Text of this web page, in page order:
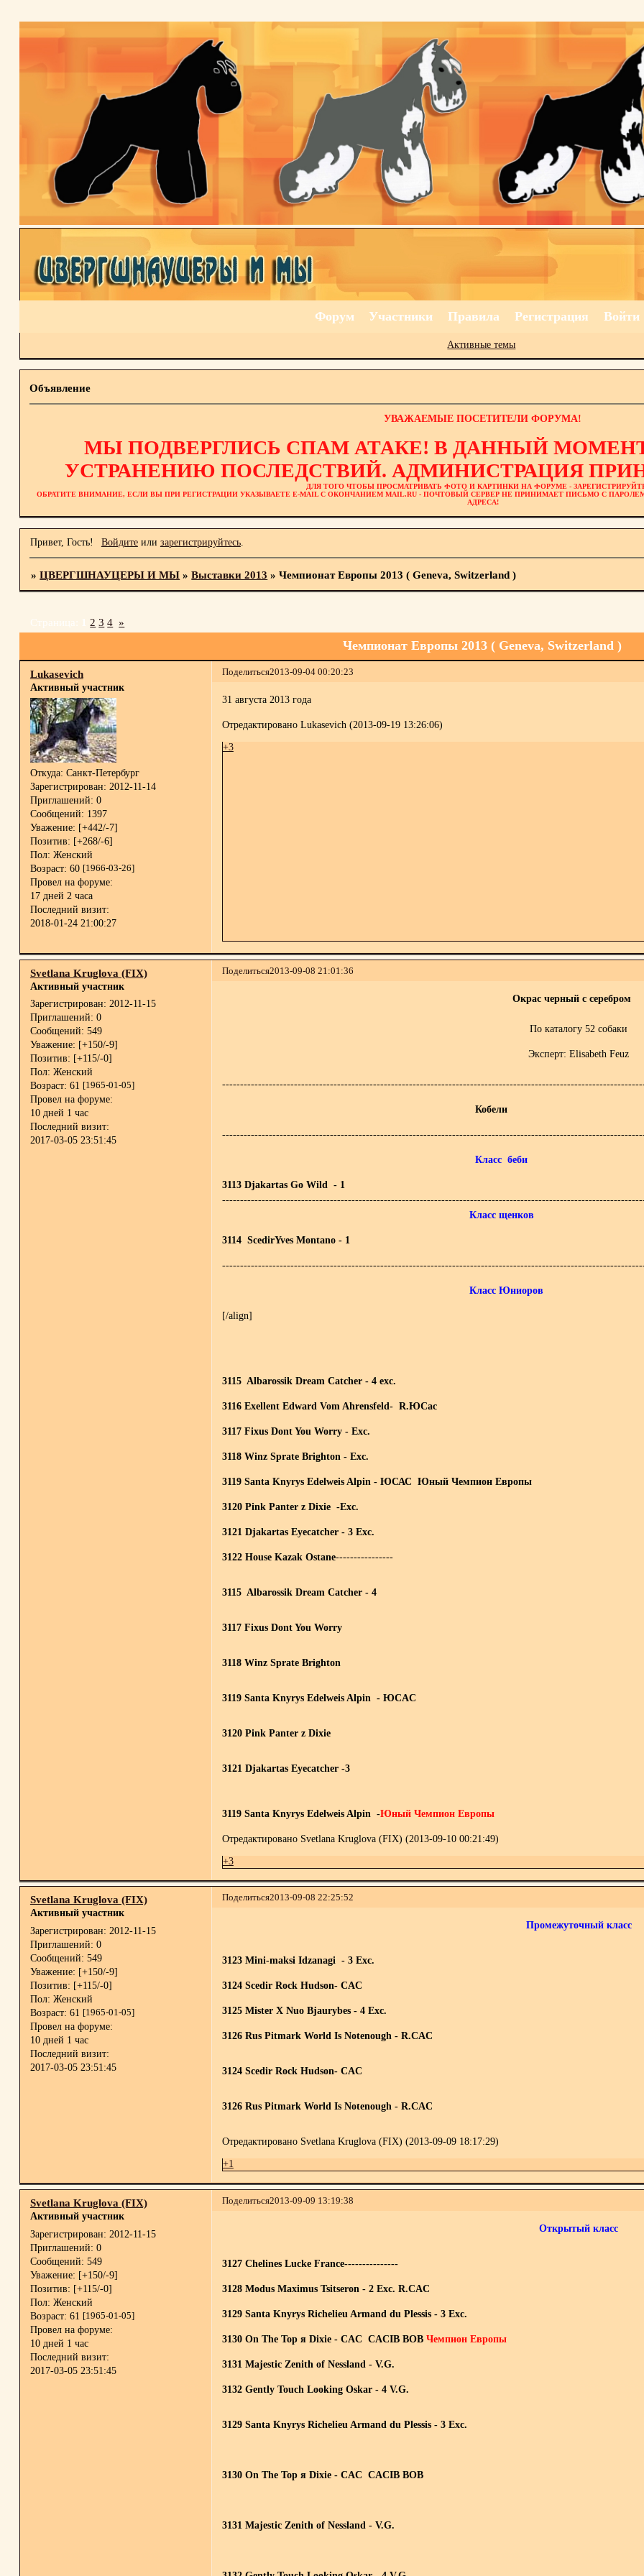
Форум Участники Правила Регистрация Войти
Активные темы
Объявление
УВАЖАЕМЫЕ ПОСЕТИТЕЛИ ФОРУМА!
МЫ ПОДВЕРГЛИСЬ СПАМ АТАКЕ! В ДАННЫЙ
УСТРАНЕНИЮ ПОСЛЕДСТВИЙ. АДМИНИСТРАЦИЯ
ДЛЯ ТОГО ЧТОБЫ ПРОСМАТРИВАТЬ ФОТО И КАРТИНКИ НА ФОРУМЕ -
ОБРАТИТЕ ВНИМАНИЕ, ЕСЛИ ВЫ ПРИ РЕГИСТРАЦИИ УКАЗЫВАЕТЕ E-MAIL С ОКОНЧАНИЕМ MAIL.RU - ПОЧТОВЫЙ СЕРВЕР НЕ ПРИНИМАЕТ ПИСЬМО С
АДРЕСА!
Привет, Гость! Войдитеили зарегистрируйтесь.
»ЦВЕРГШНАУЦЕРЫ И МЫ »Выставки 2013 »Чемпионат Европы 2013 ( Geneva, Switzerland )
Чемпионат Европы 2013 ( Geneva, Switzerland )
Страница: 1 2 3 4 »
Поделиться2013-09-04 00:20:23
Lukasevich
Активный участник
Откуда: Санкт-Петербург
Зарегистрирован: 2012-11-14
Приглашений: 0
Сообщений: 1397
Уважение: [+442/-7]
Позитив: [+268/-6]
Пол: Женский
Возраст: 60 [1966-03-26]
Провел на форуме:
17 дней 2 часа
Последний визит:
2018-01-24 21:00:27
31 августа 2013 года
Отредактировано Lukasevich (2013-09-19 13:26:06)
+3
Поделиться2013-09-08 21:01:36
Svetlana Kruglova (FIX)
Активный участник
Зарегистрирован: 2012-11-15
Приглашений: 0
Сообщений: 549
Уважение: [+150/-9]
Позитив: [+115/-0]
Пол: Женский
Возраст: 61 [1965-01-05]
Провел на форуме:
10 дней 1 час
Последний визит:
2017-03-05 23:51:45
Окрас черный с серебром
По каталогу 52 собаки
Эксперт: Elisabeth Feuz
Кобели
Клаcc беби
3113 Djakartas Go Wild - 1
Класс щенков
3114 ScedirYves Montano - 1
Класс Юниоров
[/align]
3115 Albarossik Dream Catcher - 4 exc.
3116 Exellent Edward Vom Ahrensfeld- R.ЮCac
3117 Fixus Dont You Worry - Exc.
3118 Winz Sprate Brighton - Exc.
3119 Santa Knyrys Edelweis Alpin - ЮСАС Юный Чемпион Европы
3120 Pink Panter z Dixie -Exc.
3121 Djakartas Eyecatcher - 3 Exc.
3122 House Kazak Ostane----------------
3115 Albarossik Dream Catcher - 4
3117 Fixus Dont You Worry
3118 Winz Sprate Brighton
3119 Santa Knyrys Edelweis Alpin - ЮCAC
3120 Pink Panter z Dixie
3121 Djakartas Eyecatcher -3
3119 Santa Knyrys Edelweis Alpin -Юный Чемпион Европы
Отредактировано Svetlana Kruglova (FIX) (2013-09-10 00:21:49)
+3
Поделиться2013-09-08 22:25:52
Svetlana Kruglova (FIX)
Активный участник
Зарегистрирован: 2012-11-15
Приглашений: 0
Сообщений: 549
Уважение: [+150/-9]
Позитив: [+115/-0]
Пол: Женский
Возраст: 61 [1965-01-05]
Провел на форуме:
10 дней 1 час
Последний визит:
2017-03-05 23:51:45
Промежуточный класс
3123 Mini-maksi Idzanagi - 3 Exc.
3124 Scedir Rock Hudson- CAC
3125 Mister X Nuo Bjaurybes - 4 Exc.
3126 Rus Pitmark World Is Notenough - R.CAC
3124 Scedir Rock Hudson- CAC
3126 Rus Pitmark World Is Notenough - R.CAC
Отредактировано Svetlana Kruglova (FIX) (2013-09-09 18:17:29)
+1
Поделиться2013-09-09 13:19:38
Svetlana Kruglova (FIX)
Активный участник
Зарегистрирован: 2012-11-15
Приглашений: 0
Сообщений: 549
Уважение: [+150/-9]
Позитив: [+115/-0]
Пол: Женский
Возраст: 61 [1965-01-05]
Провел на форуме:
10 дней 1 час
Последний визит:
2017-03-05 23:51:45
Открытый класс
3127 Chelines Lucke France---------------
3128 Modus Maximus Tsitseron - 2 Exc. R.CAC
3129 Santa Knyrys Richelieu Armand du Plessis - 3 Exc.
3130 On The Top я Dixie - CAC CACIB BOB Чемпион Европы
3131 Majestic Zenith of Nessland - V.G.
3132 Gently Touch Looking Oskar - 4 V.G.
3129 Santa Knyrys Richelieu Armand du Plessis - 3 Exc.
3130 On The Top я Dixie - CAC CACIB BOB
3131 Majestic Zenith of Nessland - V.G.